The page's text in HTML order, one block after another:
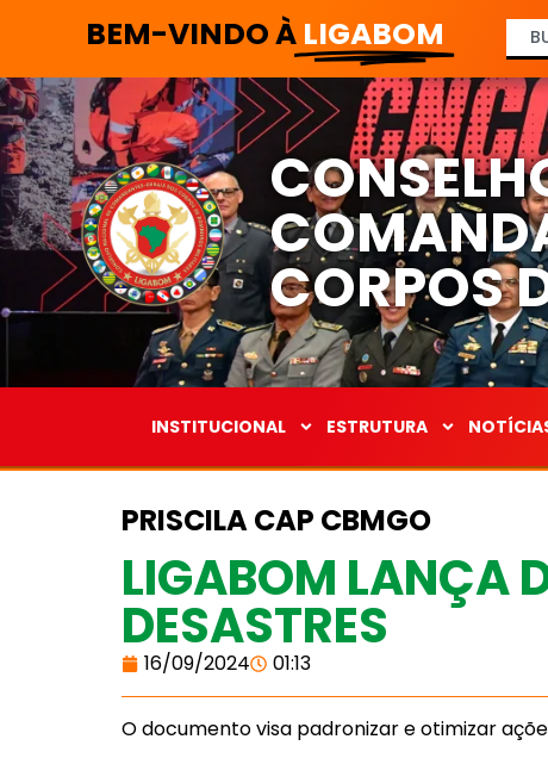
BEM-VINDO À LIGABOM
CORPOS
INSTITUCIONAL ESTRUTURA
PRISCILA CAP CBMGO
LIGABOM LANÇA
DESASTRES
16/09/2024 01:13
O documento visa padronizar e otimizar